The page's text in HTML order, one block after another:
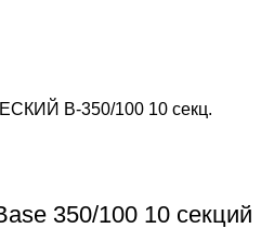
350/100 10 секций